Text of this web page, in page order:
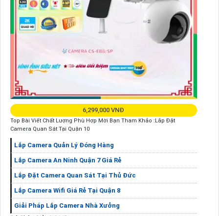
6,299,000 VNĐ
Top Bài Viết Chất Lượng Phù Hợp Mời Bạn Tham Khảo :Lắp Đặt
Camera Quan Sát Tại Quận 10
Lắp Camera Quản Lý Đóng Hàng
Lắp Camera An Ninh Quận 7 Giá Rẻ
Lắp Đặt Camera Quan Sát Tại Thủ Đức
Lắp Camera Wifi Giá Rẻ Tại Quận 8
Giải Pháp Lắp Camera Nhà Xưởng